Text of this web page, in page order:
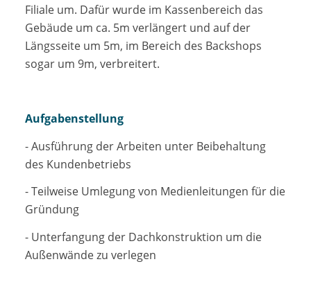
Filiale um. Dafür wurde im Kassenbereich das
Gebäude um ca. 5m verlängert und auf der
Längsseite um 5m, im Bereich des Backshops
sogar um 9m, verbreitert.
Aufgabenstellung
- Ausführung der Arbeiten unter Beibehaltung
des Kundenbetriebs
- Teilweise Umlegung von Medienleitungen für die
Gründung
- Unterfangung der Dachkonstruktion um die
Außenwände zu verlegen